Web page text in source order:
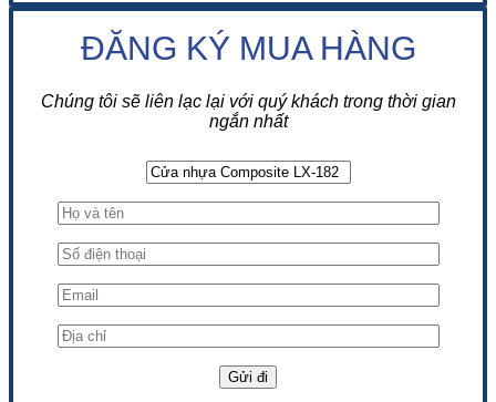
ĐĂNG KÝ MUA HÀNG
Chúng tôi sẽ liên lạc lại với quý khách trong thời gian
ngắn nhất